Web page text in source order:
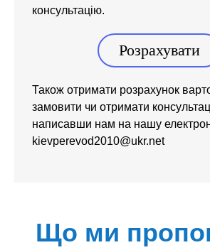
консультацію.
Розрахувати
Також отримати розрахунок
замовити чи отримати
написавши нам на нашу
kievperevod2010@ukr.net
Що ми